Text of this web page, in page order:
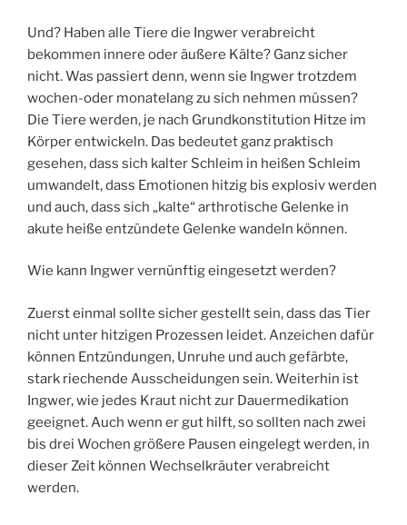
Und? Haben alle Tiere die Ingwer verabreicht
bekommen innere oder äußere Kälte? Ganz sicher
nicht. Was passiert denn, wenn sie Ingwer trotzdem
wochen-oder monatelang zu sich nehmen müssen?
Die Tiere werden, je nach Grundkonstitution Hitze im
Körper entwickeln. Das bedeutet ganz praktisch
gesehen, dass sich kalter Schleim in heißen Schleim
umwandelt, dass Emotionen hitzig bis explosiv werden
und auch, dass sich „kalte“ arthrotische Gelenke in
akute heiße entzündete Gelenke wandeln können.
Wie kann Ingwer vernünftig eingesetzt werden?
Zuerst einmal sollte sicher gestellt sein, dass das Tier
nicht unter hitzigen Prozessen leidet. Anzeichen dafür
können Entzündungen, Unruhe und auch gefärbte,
stark riechende Ausscheidungen sein. Weiterhin ist
Ingwer, wie jedes Kraut nicht zur Dauermedikation
geeignet. Auch wenn er gut hilft, so sollten nach zwei
bis drei Wochen größere Pausen eingelegt werden, in
dieser Zeit können Wechselkräuter verabreicht
werden.